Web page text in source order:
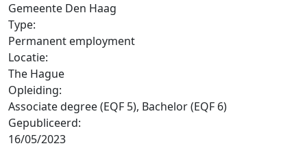
Gemeente Den Haag
Type:
Permanent employment
Locatie:
The Hague
Opleiding:
Associate degree (EQF 5), Bachelor (EQF 6)
Gepubliceerd:
16/05/2023